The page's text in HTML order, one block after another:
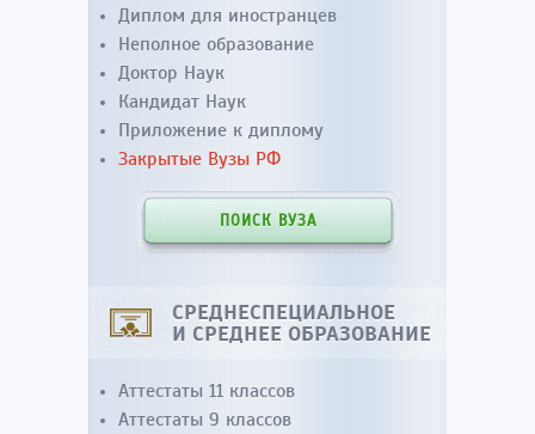
Диплом для иностранцев
Неполное образование
Доктор Наук
Кандидат Наук
Приложение к диплому
Закрытые Вузы РФ
ПОИСК ВУЗА
СРЕДНЕСПЕЦИАЛЬНОЕ
И СРЕДНЕЕ ОБРАЗОВАНИЕ
Аттестаты 11 классов
Аттестаты 9 классов